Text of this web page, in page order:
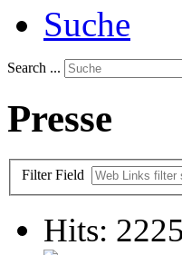
Suche
Search ...
Presse
Filter Field
Hits: 2225